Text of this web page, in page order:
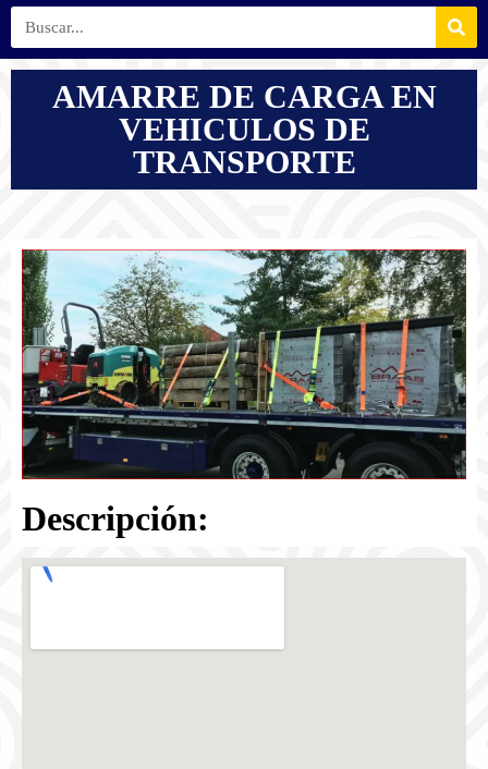
AMARRE DE CARGA EN
VEHICULOS DE
TRANSPORTE
Descripción: